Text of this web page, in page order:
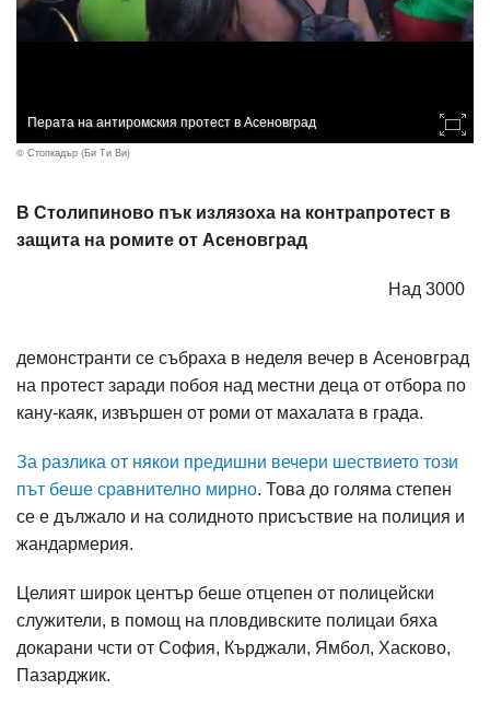
Перата на антиромския протест в Асеновград
© Стопкадър (Би Ти Ви)
В Столипиново пък излязоха на контрапротест в
защита на ромите от Асеновград
Над 3000
демонстранти се събраха в неделя вечер в Асеновград
на протест заради побоя над местни деца от отбора по
кану-каяк, извършен от роми от махалата в града.
За разлика от някои предишни вечери шествието този
път беше сравнително мирно. Това до голяма степен
се е дължало и на солидното присъствие на полиция и
жандармерия.
Целият широк център беше отцепен от полицейски
служители, в помощ на пловдивските полицаи бяха
докарани чсти от София, Кърджали, Ямбол, Хасково,
Пазарджик.